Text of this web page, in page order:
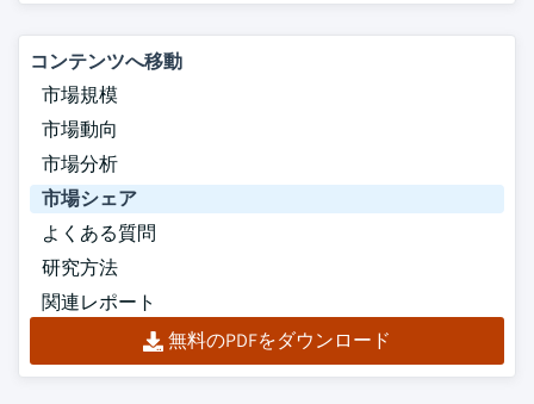
コンテンツへ移動
市場規模
市場動向
市場分析
市場シェア
よくある質問
研究方法
関連レポート
無料のPDFをダウンロード